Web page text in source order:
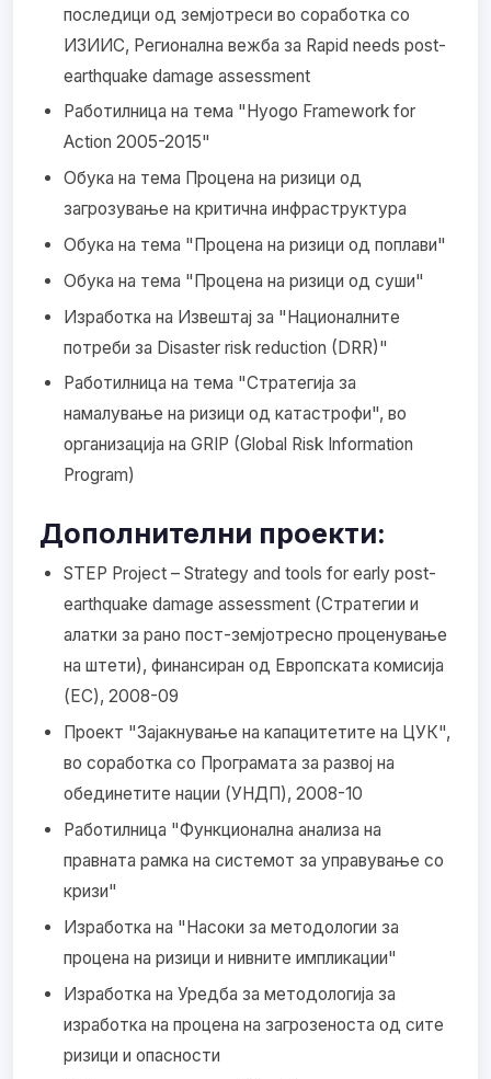
последици од земјотреси во соработка со
ИЗИИС, Регионална вежба за Rapid needs post-
earthquake damage assessment
Работилница на тема "Hyogo Framework for
Action 2005-2015"
Обука на тема Процена на ризици од
загрозување на критична инфраструктура
Обука на тема "Процена на ризици од поплави"
Обука на тема "Процена на ризици од суши"
Изработка на Извештај за "Националните
потреби за Disaster risk reduction (DRR)"
Работилница на тема "Стратегија за
намалување на ризици од катастрофи", во
организација на GRIP (Global Risk Information
Program)
Дополнителни проекти:
STEP Project – Strategy and tools for early post-
earthquake damage assessment (Стратегии и
алатки за рано пост-земјотресно проценување
на штети), финансиран од Европската комисија
(ЕC), 2008-09
Проект "Зајакнување на капацитетите на ЦУК",
во соработка со Програмата за развој на
обединетите нации (УНДП), 2008-10
Работилница "Функционална анализа на
правната рамка на системот за управување со
кризи"
Изработка на "Насоки за методологии за
процена на ризици и нивните импликации"
Изработка на Уредба за методологија за
изработка на процена на загрозеноста од сите
ризици и опасности